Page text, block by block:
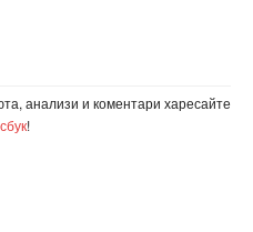
анализи и коментари харесайте
!